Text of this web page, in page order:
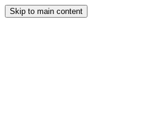
Skip to main content